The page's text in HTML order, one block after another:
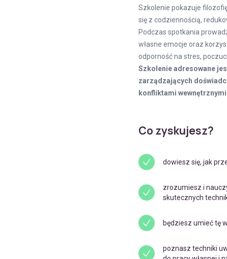
Szkolenie pokazuje
się z codziennością,
Podczas spotkania
własne emocje oraz
odporność na stres,
Szkolenie adresowane
zarządzających
konfliktami
Co zyskujesz?
dowiesz się, jak
zrozumiesz i
skutecznych
będziesz umieć tę
poznasz techniki